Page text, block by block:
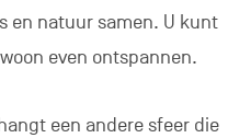
en natuur samen. U kunt
even ontspannen.
een andere sfeer die